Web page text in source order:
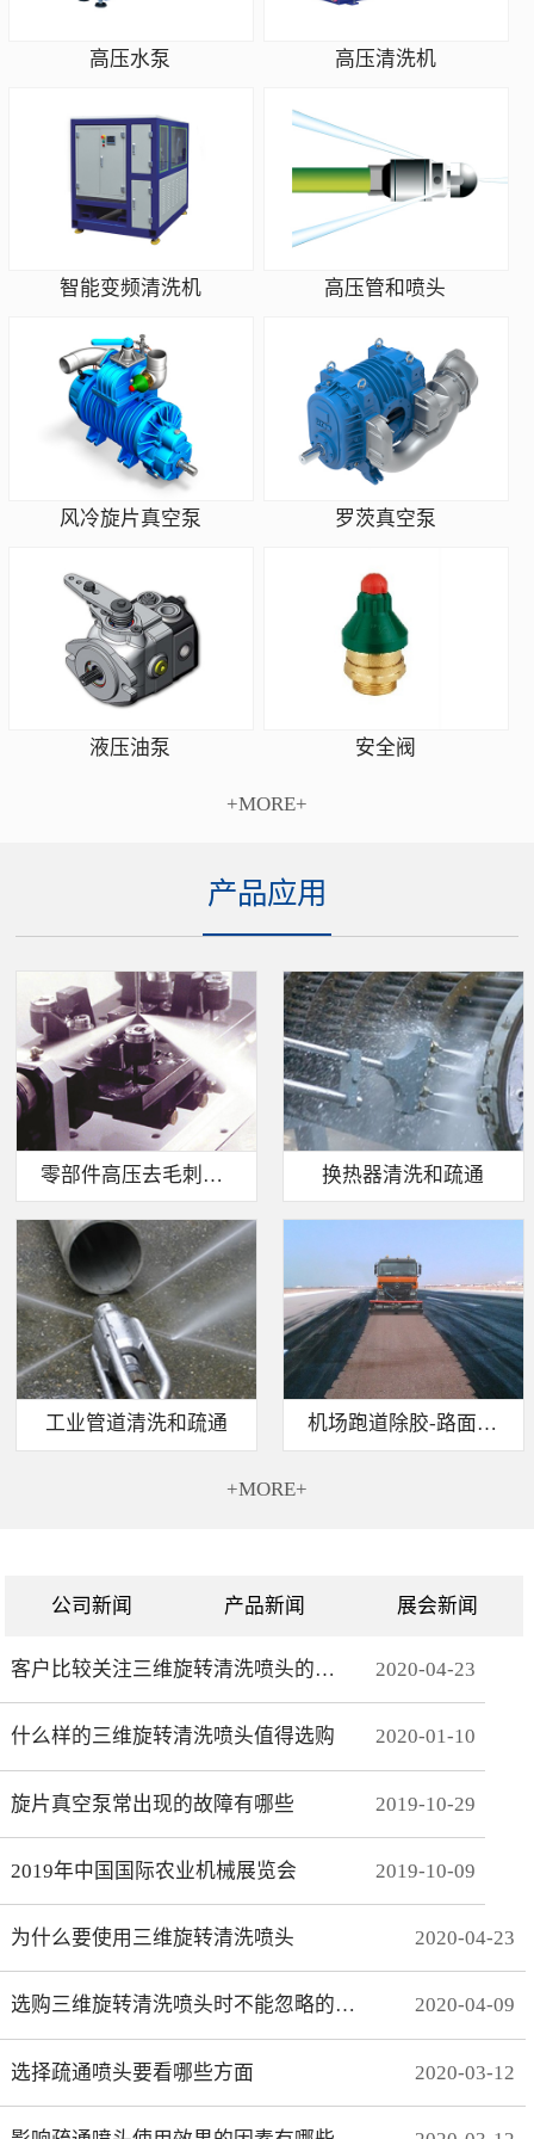
高压水泵 高压清洗机
智能变频清洗机 高压管和喷头
风冷旋片真空泵 罗茨真空泵
液压油泵 安全阀
+MORE+
产品应用
零部件高压去毛刺清洗 换热器清洗和疏通
工业管道清洗和疏通 机场跑道除胶-路面标线清除
+MORE+
公司新闻 产品新闻 展会新闻
客户比较关注三维旋转清洗喷头的哪些方面 2020-04-23
什么样的三维旋转清洗喷头值得选购 2020-01-10
旋片真空泵常出现的故障有哪些 2019-10-29
2019年中国国际农业机械展览会 2019-10-09
为什么要使用三维旋转清洗喷头 2020-04-23
选购三维旋转清洗喷头时不能忽略的事项有哪些 2020-04-09
选择疏通喷头要看哪些方面 2020-03-12